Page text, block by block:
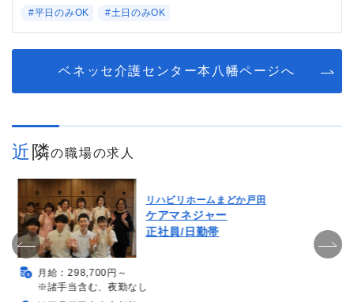
#平日のみOK #土日のみOK
ベネッセ介護センター本八幡ページへ
近隣の職場の求人
リハビリホームまどか戸田
ケアマネジャー
正社員/日勤帯
月給：298,700円～
※諸手当含む、夜勤なし